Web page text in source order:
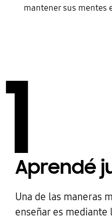
mantener sus mentes
1
Aprendé
Una de las maneras
enseñar es mediante